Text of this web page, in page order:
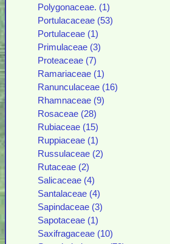
Polygonaceae. (1)
Portulacaceae (53)
Portulaceae (1)
Primulaceae (3)
Proteaceae (7)
Ramariaceae (1)
Ranunculaceae (16)
Rhamnaceae (9)
Rosaceae (28)
Rubiaceae (15)
Ruppiaceae (1)
Russulaceae (2)
Rutaceae (2)
Salicaceae (4)
Santalaceae (4)
Sapindaceae (3)
Sapotaceae (1)
Saxifragaceae (10)